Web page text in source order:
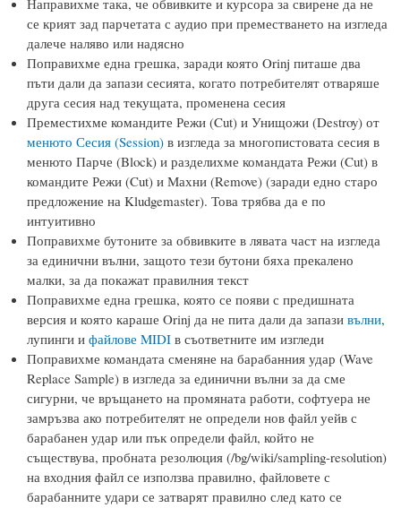
се крият зад парчетата с аудио при преместването на изгледа
далече наляво или надясно
Поправихме една грешка, заради която Orinj питаше два
пъти дали да запази сесията, когато потребителят отваряше
друга сесия над текущата, променена сесия
Преместихме командите Режи (Cut) и Унищожи (Destroy) от
менюто Сесия (Session) в изгледа за многопистовата сесия в
менюто Парче (Block) и разделихме командата Режи (Cut) в
командите Режи (Cut) и Махни (Remove) (заради едно старо
предложение на Kludgemaster). Това трябва да е по
интуитивно
Поправихме бутоните за обвивките в лявата част на изгледа
за единични вълни, защото тези бутони бяха прекалено
малки, за да покажат правилния текст
Поправихме една грешка, която се появи с предишната
версия и която караше Orinj да не пита дали да запази вълни,
лупинги и файлове MIDI в съответните им изгледи
Поправихме командата сменяне на барабанния удар (Wave
Replace Sample) в изгледа за единични вълни за да сме
сигурни, че връщането на промяната работи, софтуера не
замръзва ако потребителят не определи нов файл уейв с
барабанен удар или пък определи файл, който не
съществува, пробната резолюция (/bg/wiki/sampling-resolution)
на входния файл се използва правилно, файловете с
барабанните удари се затварят правилно след като се